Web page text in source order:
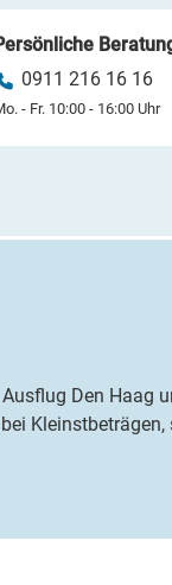
0911 216 16 16
- Fr. 10:00 - 16:00 Uhr
Den Haag